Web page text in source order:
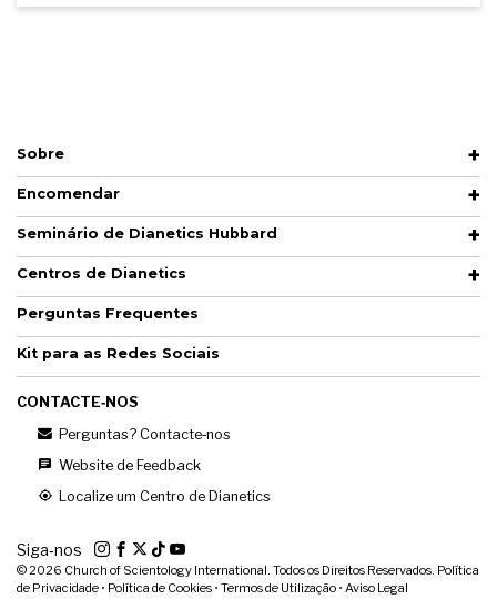
Sobre
Encomendar
Seminário de Dianetics Hubbard
Centros de Dianetics
Perguntas Frequentes
Kit para as Redes Sociais
CONTACTE‑NOS
Perguntas? Contacte‑nos
Website de Feedback
Localize um Centro de Dianetics
Siga‑nos
© 2026 Church of Scientology International. Todos os Direitos Reservados. Política
de Privacidade • Política de Cookies • Termos de Utilização • Aviso Legal